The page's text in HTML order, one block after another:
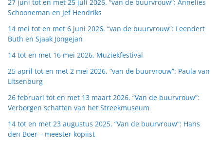
27 juni tot en met 25 juli 2026. “van de buurvrouw”: Annelies
Schooneman en Jef Hendriks
14 mei tot en met 6 juni 2026. “van de buurvrouw”: Leendert
Buth en Sjaak Jongejan
14 tot en met 16 mei 2026. Muziekfestival
25 april tot en met 2 mei 2026. “van de buurvrouw”: Paula van
Litsenburg
26 februari tot en met 13 maart 2026. “Van de buurvrouw”:
Verborgen schatten van het Streekmuseum
14 tot en met 23 augustus 2025. “Van de buurvrouw”: Hans
den Boer – meester kopiist